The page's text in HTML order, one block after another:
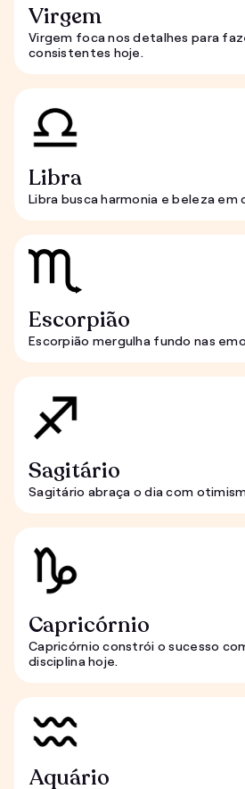
Virgem
Virgem foca nos detalhes para
consistentes hoje.
Libra
Libra busca harmonia e beleza em
Escorpião
Escorpião mergulha fundo nas
Sagitário
Sagitário abraça o dia com
Capricórnio
Capricórnio constrói o sucesso
disciplina hoje.
Aquário